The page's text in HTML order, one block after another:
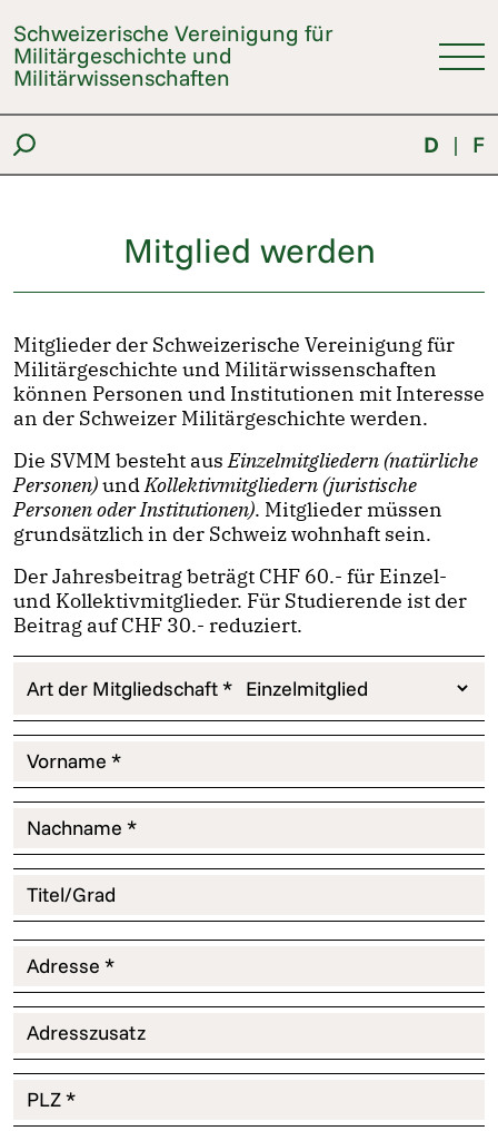
Schweizerische Vereinigung für
Militärgeschichte und
Militärwissenschaften
D | F
Mitglied werden
Mitglieder der Schweizerische Vereinigung für
Militärgeschichte und Militärwissenschaften
können Personen und Institutionen mit Interesse
an der Schweizer Militärgeschichte werden.
Die SVMM besteht ausEinzelmitgliedern (natürliche
Personen)undKollektivmitgliedern (juristische
Personen oder Institutionen). Mitglieder müssen
grundsätzlich in der Schweiz wohnhaft sein.
Der Jahresbeitrag beträgt CHF 60.- für Einzel-
und Kollektivmitglieder. Für Studierende ist der
Beitrag auf CHF 30.- reduziert.
Art der Mitgliedschaft *
Vorname *
Nachname *
Titel/Grad
Adresse *
Adresszusatz
PLZ *